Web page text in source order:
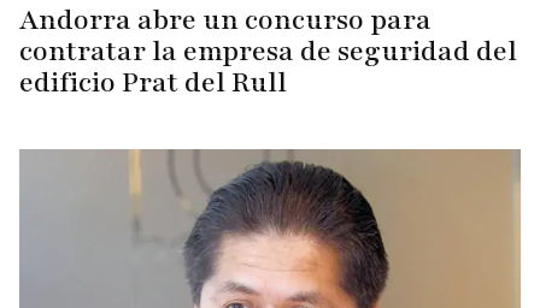
Andorra abre un concurso para
contratar la empresa de seguridad del
edificio Prat del Rull